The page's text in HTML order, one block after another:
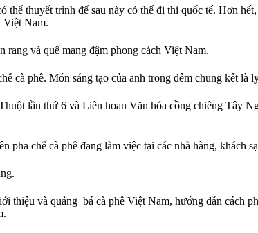
thuyết trình để sau này có thể đi thi quốc tế. Hơn
Việt Nam.
rang và quế mang đậm phong cách Việt Nam.
phê. Món sáng tạo của anh trong đêm chung kết là
lần thứ 6 và Liên hoan Văn hóa cồng chiêng Tây
chế cà phê đang làm việc tại các nhà hàng, khách
thiệu và quảng bá cà phê Việt Nam, hướng dẫn cách